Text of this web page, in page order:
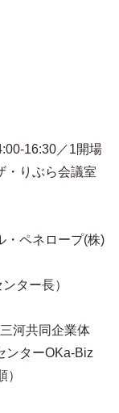
16:30／1開場
ぶら会議室
ネロープ(株)
ー長）
河共同企業体
ターOKa-Biz